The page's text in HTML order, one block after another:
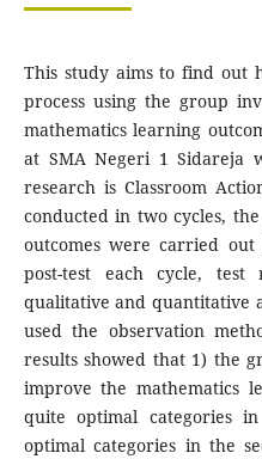
This study aims to find out
process using the group
mathematics learning
at SMA Negeri 1 Sidareja
research is Classroom
conducted in two cycles,
outcomes were carried
post-test each cycle, test
qualitative and quantitative
used the observation
results showed that 1) the
improve the mathematics
quite optimal categories
optimal categories in the